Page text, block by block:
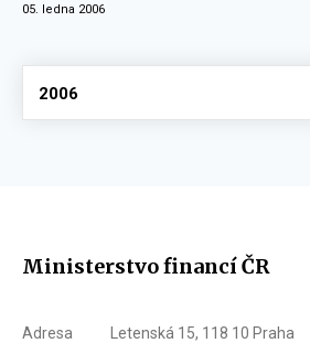
05. ledna 2006
Vyberte
2006
Ministerstvo financí ČR
Adresa Letenská 15, 118 10 Praha